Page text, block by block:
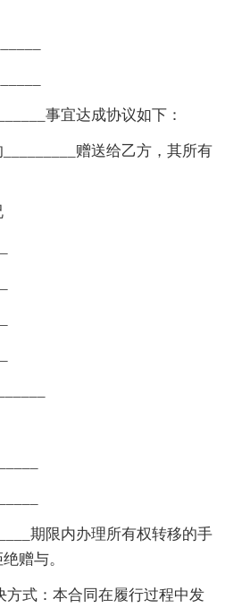
事宜达成协议如下：
赠送给乙方，其所有
期限内办理所有权转移的手
赠与。
式：本合同在履行过程中发